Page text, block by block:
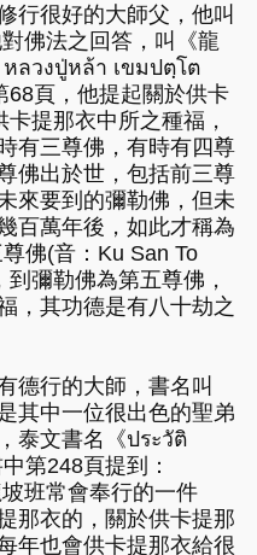
行很好的大師父，他叫
佛法之回答，叫《龍
หลวงปู่หล้า เขมปตฺโต
頁，他提起關於供卡
提那衣中所之種福，
有三尊佛，有時有四尊
佛出於世，包括前三尊
來要到的彌勒佛，但未
百萬年後，如此才稱為
佛(音：Ku San To
彌勒佛為第五尊佛，
，其功德是有八十劫之
德行的大師，書名叫
其中一位很出色的聖弟
泰文書名《ประวัติ
第248頁提到：
班常會奉行的一件
那衣的，關於供卡提那
年也會供卡提那衣給很